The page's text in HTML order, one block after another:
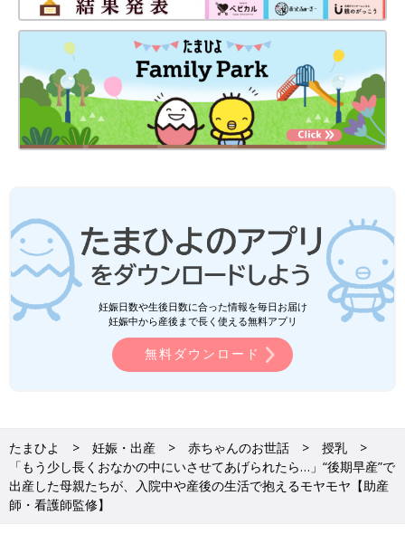
ッフや産後のサービス、家族を頼って、みんなで一緒に育児をし
ていきましょう」とのことでした。
●記事の内容は2023年10月の情報であり、現在と異なる場合があ
ります。
市川香織（いちかわかおり）先生
PROFILE
助産師。東京情報大学看護学部看護学科教授。千葉大学医学部附
属看護学校および助産婦学校を卒業し、看護師・助産師の資格を
長、日本助産師会事務局長などを経て、2021年１０月より現
職。産前産後の女性ケアをはじめ、女性の生涯の健康を支援する
活動を行っており、2013年より一般社団法人産前産後ケア推進
協会代表理事を務めている。
妊娠日数や生後日数に合った情報を毎日お届け
妊娠中から産後まで長く使える無料アプリ
無料ダウンロード
たまひよ 妊娠・出産 赤ちゃんのお世話
授乳
「もう少し長くおなかの中にいさせてあげられたら…」“後期早産”で
出産した母親たちが、入院中や産後の生活で抱えるモヤモヤ【助産
師・看護師監修】